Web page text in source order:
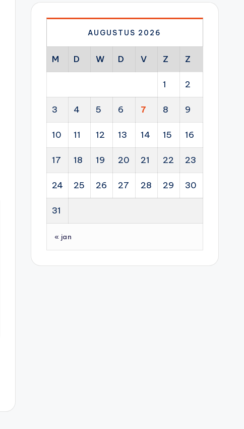
AUGUSTUS 2026
M D W D V Z Z
1 2
3 4 5 6 7 8 9
10 11 12 13 14 15 16
17 18 19 20 21 22 23
24 25 26 27 28 29 30
31
« jan